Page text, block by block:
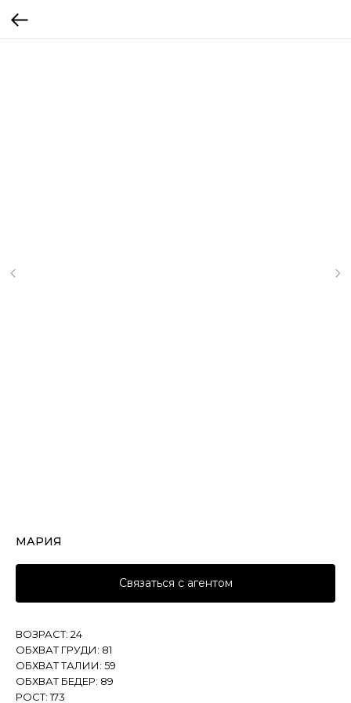
МАРИЯ
Связаться с агентом
ВОЗРАСТ: 24
ОБХВАТ ГРУДИ: 81
ОБХВАТ ТАЛИИ: 59
ОБХВАТ БЕДЕР: 89
РОСТ: 173